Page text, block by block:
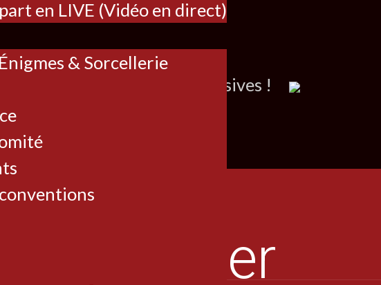
des contreparties exclusives !
en LIVE (Vidéo en direct)
& Sorcellerie